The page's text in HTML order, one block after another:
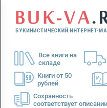
Все книги на
складе
Книги от 50
рублей
Сохранность
соответствует
Menu
Доставка
Оплата